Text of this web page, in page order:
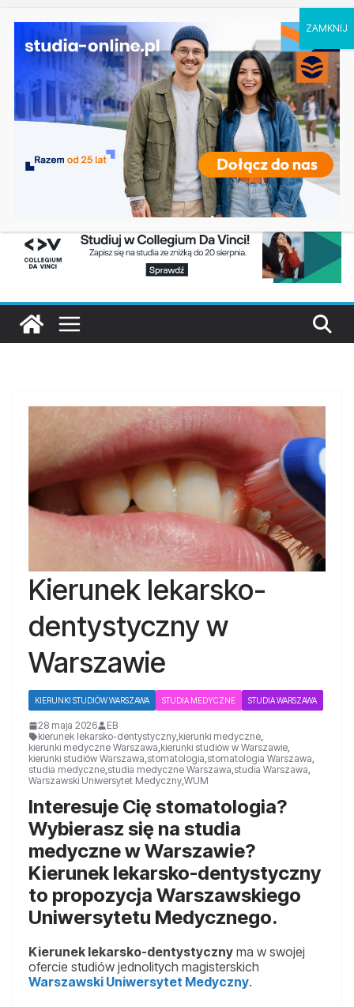
Ostatnie
wpisy:
Zarządzanie kryzysowe – Uniwersytet Komisji
Edukacji Narodowej w Krakowie
Mechanika i projektowanie maszyn w Warszawie
Komunikacja promocyjna i kryzysowa w
Katowicach
Studia sportowe w Radomiu
Psychologia w biznesie – Uniwersytet WSB Merito
Bydgoszcz
Kierunek lekarsko-
dentystyczny w
Warszawie
KIERUNKI STUDIÓW WARSZAWA STUDIA MEDYCZNE STUDIA WARSZAWA
28 maja 2026
EB
kierunek lekarsko-dentystyczny,kierunki medyczne,
kierunki medyczne Warszawa,kierunki studiów w Warszawie,
kierunki studiów Warszawa,stomatologia,stomatologia Warszawa,
studia medyczne,studia medyczne Warszawa,studia Warszawa,
Warszawski Uniwersytet Medyczny,WUM
Interesuje Cię stomatologia?
Wybierasz się na studia
medyczne w Warszawie?
Kierunek lekarsko-dentystyczny
to propozycja Warszawskiego
Uniwersytetu Medycznego.
Kierunek lekarsko-dentystyczny ma w swojej
ofercie studiów jednolitych magisterskich
Warszawski Uniwersytet Medyczny.